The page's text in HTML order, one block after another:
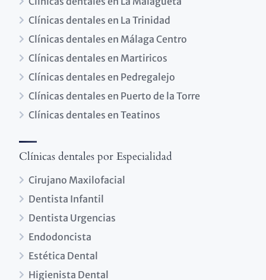
Clínicas dentales en La Trinidad
Clínicas dentales en Málaga Centro
Clínicas dentales en Martiricos
Clínicas dentales en Pedregalejo
Clínicas dentales en Puerto de la Torre
Clínicas dentales en Teatinos
Clínicas dentales por Especialidad
Cirujano Maxilofacial
Dentista Infantil
Dentista Urgencias
Endodoncista
Estética Dental
Higienista Dental